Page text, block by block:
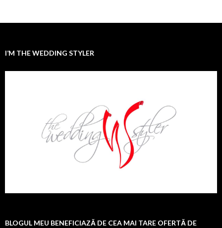
I’M THE WEDDING STYLER
BLOGUL MEU BENEFICIAZĂ DE CEA MAI TARE OFERTĂ DE